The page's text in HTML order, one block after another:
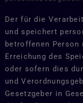
Der für die
und speichert
betroffenen Person
Erreichung des
oder sofern dies
und
Gesetzgeber in